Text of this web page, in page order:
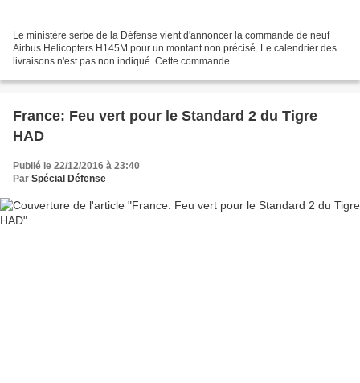
Le ministère serbe de la Défense vient d'annoncer la commande de neuf
Airbus Helicopters H145M pour un montant non précisé. Le calendrier des
livraisons n'est pas non indiqué. Cette commande ...
France: Feu vert pour le Standard 2 du Tigre
HAD
Publié le 22/12/2016 à 23:40
Par Spécial Défense